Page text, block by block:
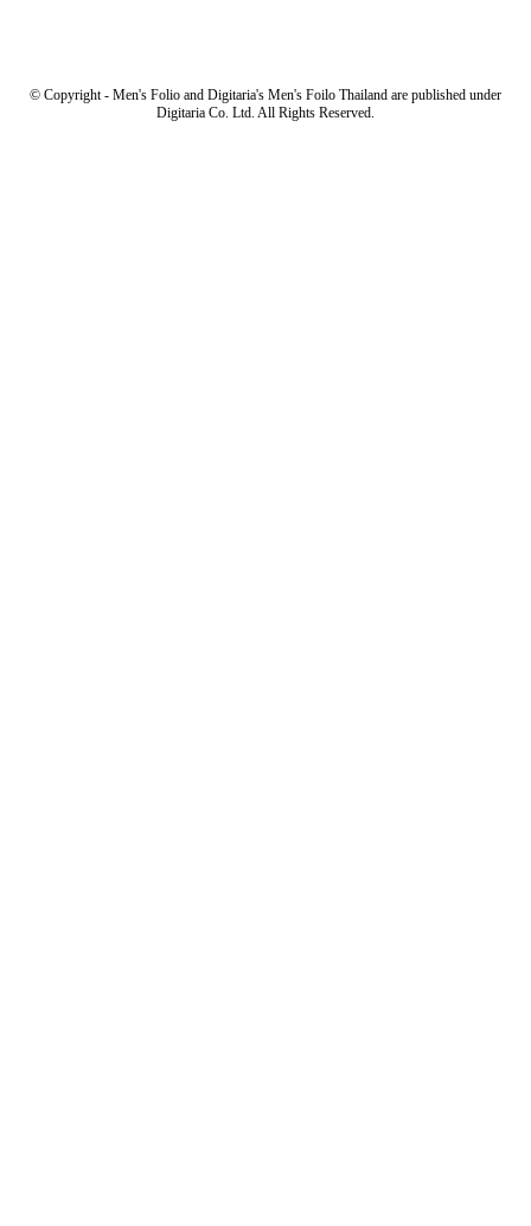
© Copyright - Men's Folio and Digitaria's Men's Foilo Thailand are published under
Digitaria Co. Ltd. All Rights Reserved.